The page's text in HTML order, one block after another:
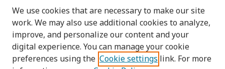
Browse
Collections
Disciplines
Authors
We use cookies that are necessary to make our site
work. We may also use additional cookies to analyze,
improve, and personalize our content and your
digital experience. You can manage your cookie
preferences using the Cookie settings link. For more